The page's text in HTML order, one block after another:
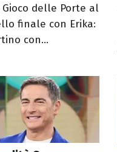
delle Porte al
finale con Erika:
con...